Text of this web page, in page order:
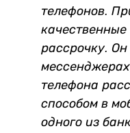
телефонов.
рассрочку.
телефона
способом в
одного из